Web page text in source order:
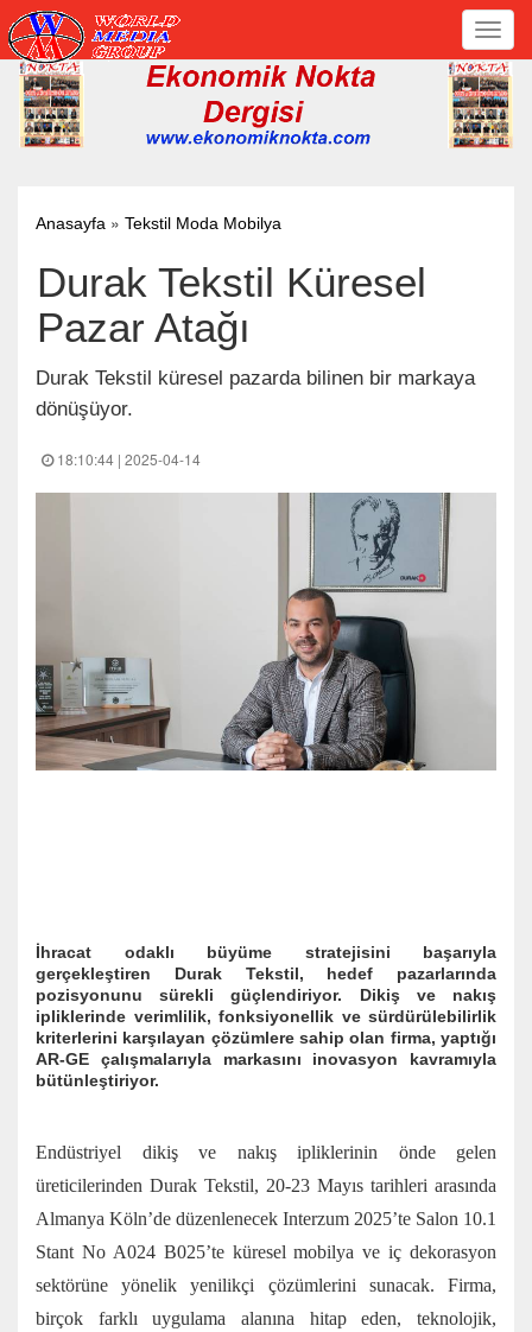
Anasayfa » Tekstil Moda Mobilya
Durak Tekstil Küresel
Pazar Atağı
Durak Tekstil küresel pazarda bilinen bir markaya
dönüşüyor.
18:10:44 | 2025-04-14
İhracat odaklı büyüme stratejisini başarıyla
gerçekleştiren Durak Tekstil, hedef pazarlarında
pozisyonunu sürekli güçlendiriyor. Dikiş ve nakış
ipliklerinde verimlilik, fonksiyonellik ve sürdürülebilirlik
kriterlerini karşılayan çözümlere sahip olan firma, yaptığı
AR-GE çalışmalarıyla markasını inovasyon kavramıyla
bütünleştiriyor.
Endüstriyel dikiş ve nakış ipliklerinin önde gelen
üreticilerinden Durak Tekstil, 20-23 Mayıs tarihleri arasında
Almanya Köln’de düzenlenecek Interzum 2025’te Salon 10.1
Stant No A024 B025’te küresel mobilya ve iç dekorasyon
sektörüne yönelik yenilikçi çözümlerini sunacak. Firma,
birçok farklı uygulama alanına hitap eden, teknolojik,